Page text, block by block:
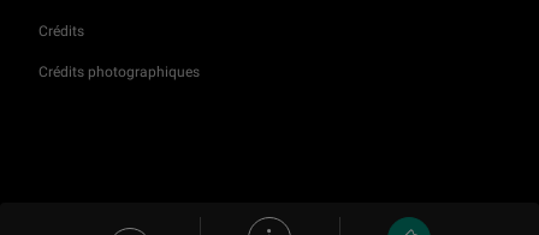
Crédits
Crédits photographiques